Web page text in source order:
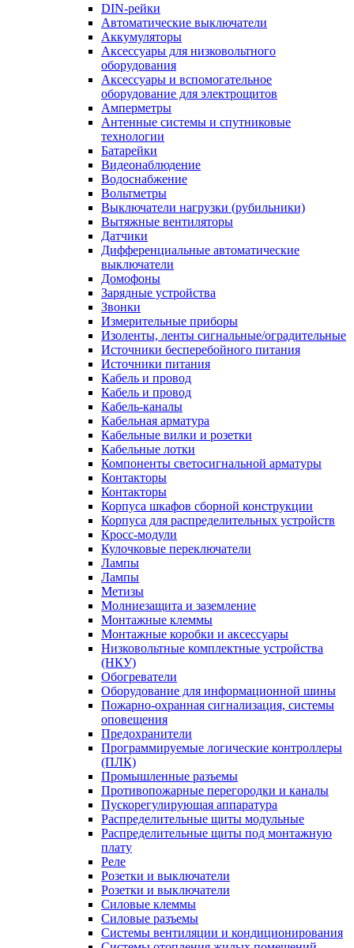
DIN-рейки
Автоматические выключатели
Аккумуляторы
Аксессуары для низковольтного
оборудования
Аксессуары и вспомогательное
оборудование для электрощитов
Амперметры
Антенные системы и спутниковые
технологии
Батарейки
Видеонаблюдение
Водоснабжение
Вольтметры
Выключатели нагрузки (рубильники)
Вытяжные вентиляторы
Датчики
Дифференциальные автоматические
выключатели
Домофоны
Зарядные устройства
Звонки
Измерительные приборы
Изоленты, ленты сигнальные/оградительные
Источники бесперебойного питания
Источники питания
Кабель и провод
Кабель и провод
Кабель-каналы
Кабельная арматура
Кабельные вилки и розетки
Кабельные лотки
Компоненты светосигнальной арматуры
Контакторы
Контакторы
Корпуса шкафов сборной конструкции
Корпуса для распределительных устройств
Кросс-модули
Кулочковые переключатели
Лампы
Лампы
Метизы
Молниезащита и заземление
Монтажные клеммы
Монтажные коробки и аксессуары
Низковольтные комплектные устройства
(НКУ)
Обогреватели
Оборудование для информационной шины
Пожарно-охранная сигнализация, системы
оповещения
Предохранители
Программируемые логические контроллеры
(ПЛК)
Промышленные разъемы
Противопожарные перегородки и каналы
Пускорегулирующая аппаратура
Распределительные щиты модульные
Распределительные щиты под монтажную
плату
Реле
Розетки и выключатели
Розетки и выключатели
Силовые клеммы
Силовые разъемы
Системы вентиляции и кондиционирования